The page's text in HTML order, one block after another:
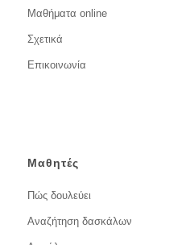
Μαθήματα online
Σχετικά
Επικοινωνία
Μαθητές
Πώς δουλεύει
Αναζήτηση δασκάλων